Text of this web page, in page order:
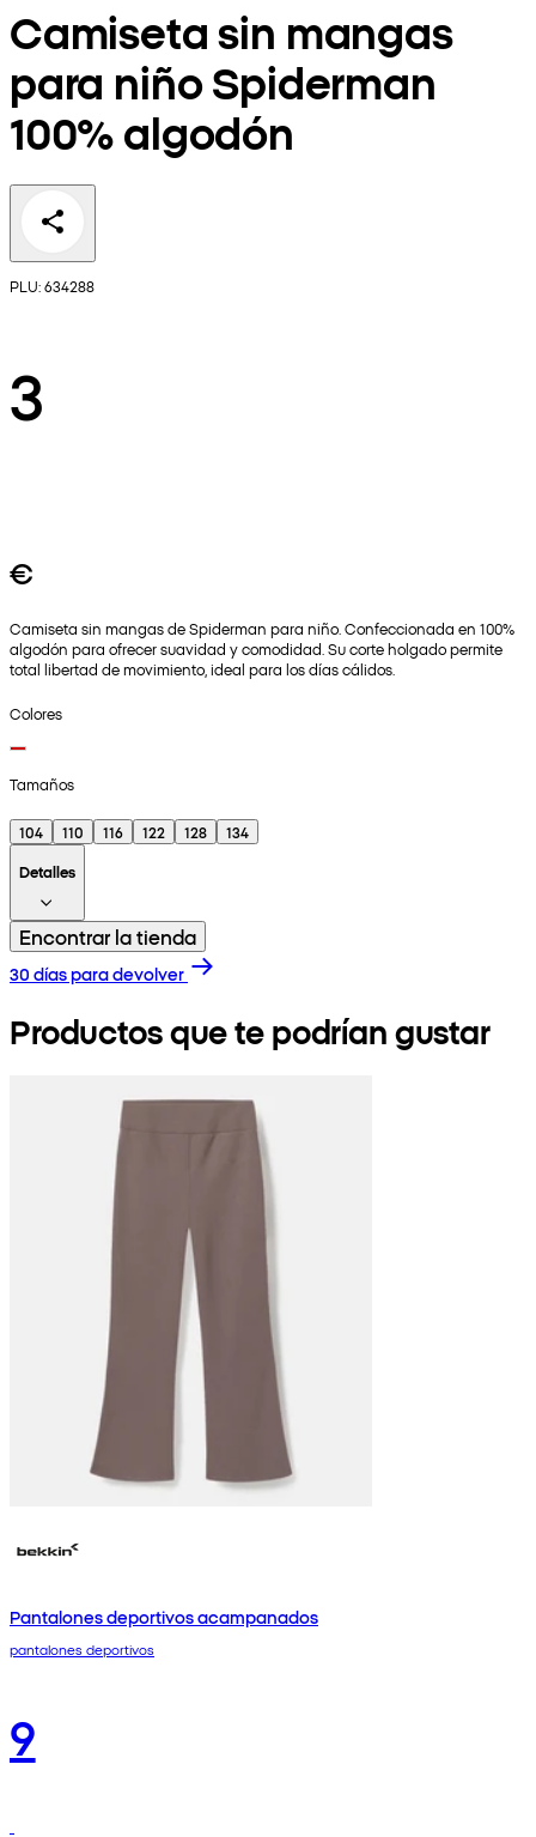
Camiseta sin mangas
para niño Spiderman
100% algodón
PLU: 634288
3
€
Camiseta sin mangas de Spiderman para niño. Confeccionada en 100%
algodón para ofrecer suavidad y comodidad. Su corte holgado permite
total libertad de movimiento, ideal para los días cálidos.
Colores
Tamaños
104 110 116 122 128
134
Detalles
Encontrar la tienda
30 días para devolver
Productos que te podrían gustar
Pantalones deportivos acampanados
pantalones deportivos
9